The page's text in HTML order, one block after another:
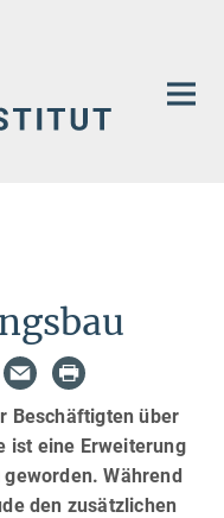
Beschäftigten über
ist eine Erweiterung
Während
den zusätzlichen